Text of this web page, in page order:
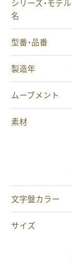
シリーズ・モデル
名
型番・品番
製造年
ムーブメント
素材
文字盤カラー
サイズ